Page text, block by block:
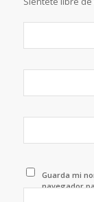
Guarda mi
navegador